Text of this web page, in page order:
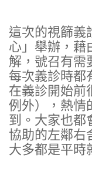
這次的視篩義
心」舉辦，藉
解，號召有需
每次義診時都
在義診開始前
例外），熱情
到。大家也都
協助的左鄰右
大多都是平時